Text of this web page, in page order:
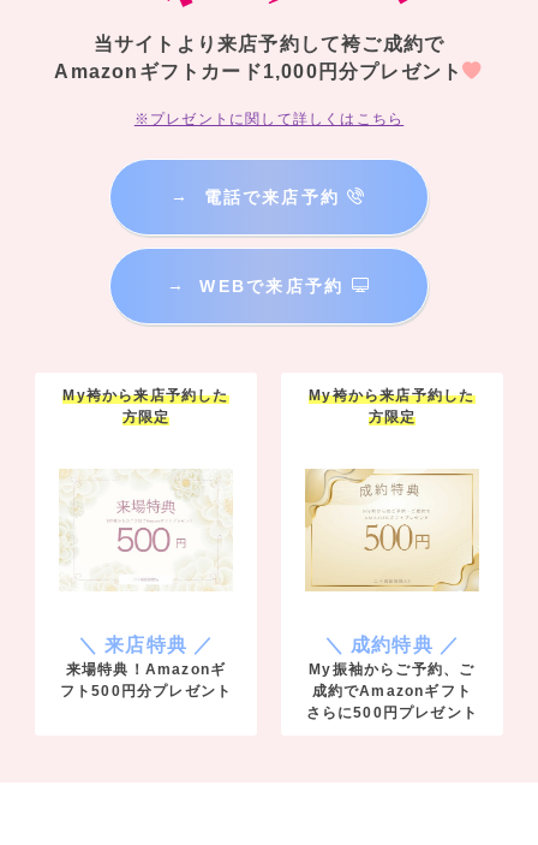
当サイトより来店予約して袴ご成約で
Amazonギフトカード1,000円分プレゼント
※プレゼントに関して詳しくはこちら
→ 電話で来店予約
→ WEBで来店予約
My袴から来店予約した
方限定
＼ 来店特典 ／
来場特典！Amazonギ
フト500円分プレゼント
My袴から来店予約した
方限定
＼ 成約特典 ／
My振袖からご予約、ご
成約でAmazonギフト
さらに500円プレゼント